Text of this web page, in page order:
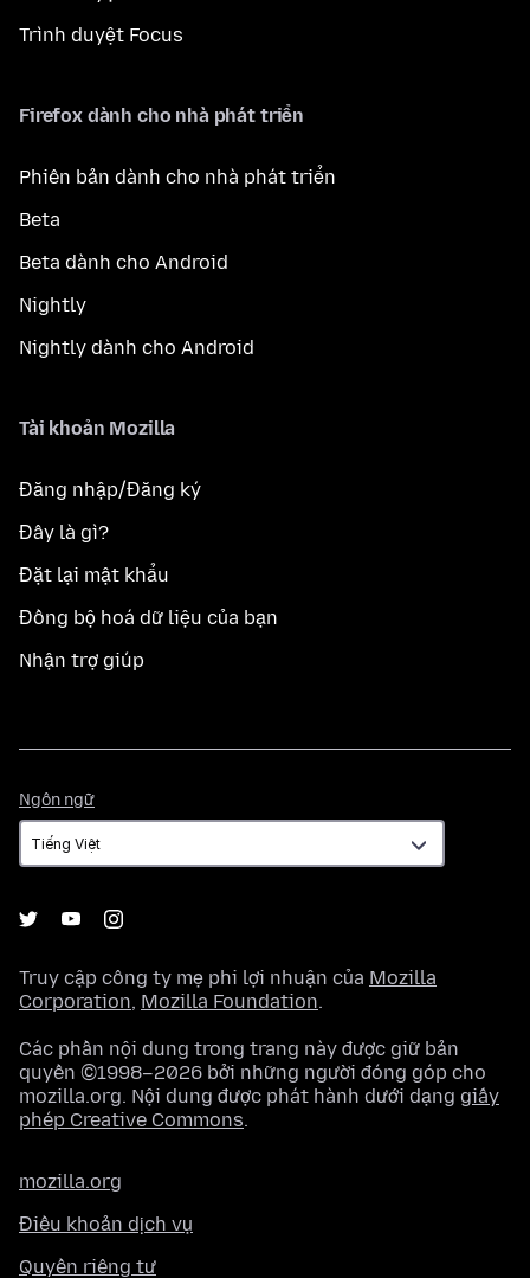
Trình duyệt Focus
Firefox dành cho nhà phát triển
Phiên bản dành cho nhà phát triển
Beta
Beta dành cho Android
Nightly
Nightly dành cho Android
Tài khoản Mozilla
Đăng nhập/Đăng ký
Đây là gì?
Đặt lại mật khẩu
Đồng bộ hoá dữ liệu của bạn
Nhận trợ giúp
Ngôn ngữ
ngữ
Truy cập công ty mẹ phi lợi nhuận của Mozilla
Corporation, Mozilla Foundation.
Các phần nội dung trong trang này được giữ bản
quyền ©1998–2026 bởi những người đóng góp cho
mozilla.org. Nội dung được phát hành dưới dạng giấy
phép Creative Commons.
mozilla.org
Điều khoản dịch vụ
Quyền riêng tư